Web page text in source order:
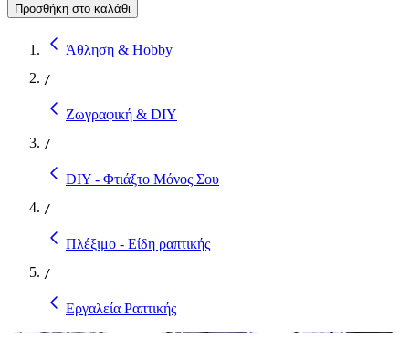
Προσθήκη στο καλάθι
Άθληση & Hobby
/
Ζωγραφική & DIY
/
DIY - Φτιάξτο Μόνος Σου
/
Πλέξιμο - Είδη ραπτικής
/
Εργαλεία Ραπτικής